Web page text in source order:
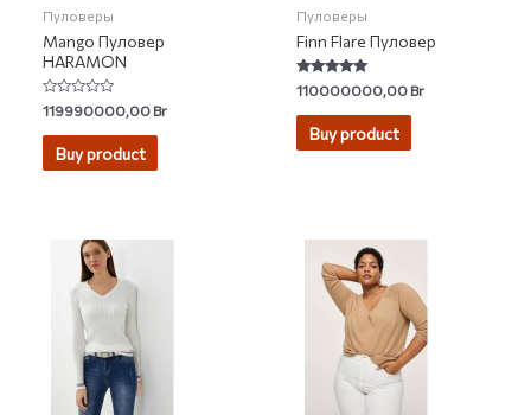
Пуловеры
Mango Пуловер
HARAMON
Rated
0
out
119990000,00Br
Buy product
Пуловеры
Finn Flare Пуловер
Rated
5.00
out of 5
110000000,00Br
Buy product